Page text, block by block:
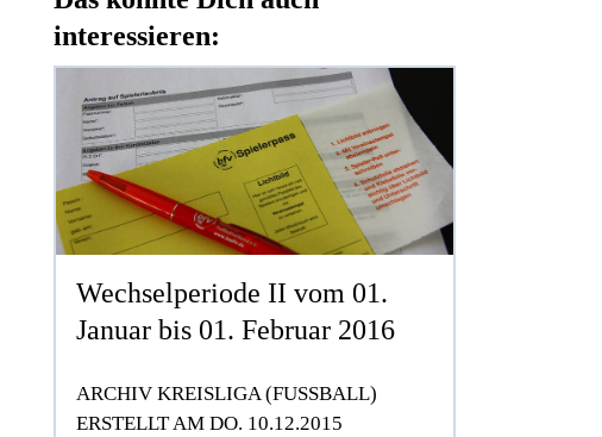
interessieren:
Wechselperiode II vom 01.
Januar bis 01. Februar 2016
ARCHIV KREISLIGA (FUSSBALL)
ERSTELLT AM DO. 10.12.2015